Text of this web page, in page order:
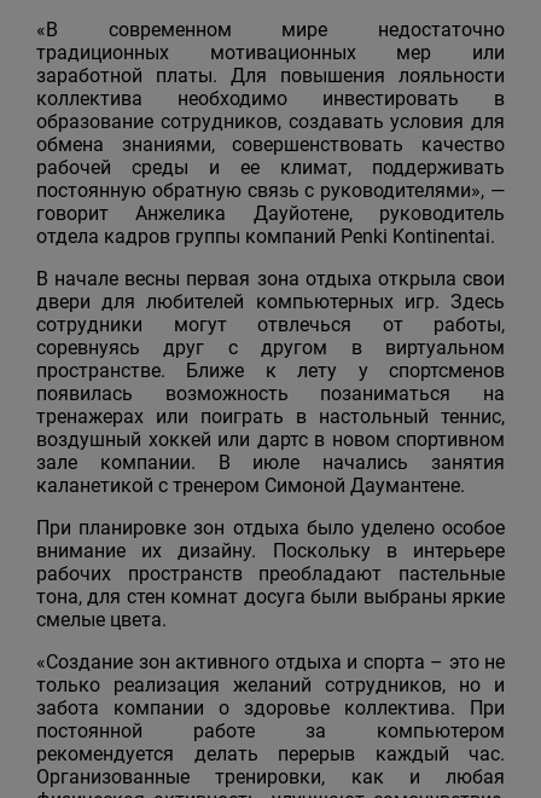
«В современном мире недостаточно
традиционных мотивационных мер или
заработной платы. Для повышения лояльности
коллектива необходимо инвестировать в
образование сотрудников, создавать условия для
обмена знаниями, совершенствовать качество
рабочей среды и ее климат, поддерживать
постоянную обратную связь с руководителями», —
говорит Анжелика Дауйотене, руководитель
отдела кадров группы компаний Penki Kontinentai.
В начале весны первая зона отдыха открыла свои
двери для любителей компьютерных игр. Здесь
сотрудники могут отвлечься от работы,
соревнуясь друг с другом в виртуальном
пространстве. Ближе к лету у спортсменов
появилась возможность позаниматься на
тренажерах или поиграть в настольный теннис,
воздушный хоккей или дартс в новом спортивном
зале компании. В июле начались занятия
каланетикой с тренером Симоной Даумантене.
При планировке зон отдыха было уделено особое
внимание их дизайну. Поскольку в интерьере
рабочих пространств преобладают пастельные
тона, для стен комнат досуга были выбраны яркие
смелые цвета.
«Создание зон активного отдыха и спорта – это не
только реализация желаний сотрудников, но и
забота компании о здоровье коллектива. При
постоянной работе за компьютером
рекомендуется делать перерыв каждый час.
Организованные тренировки, как и любая